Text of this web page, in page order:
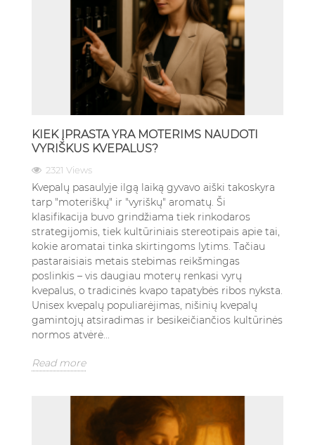
KIEK ĮPRASTA YRA MOTERIMS NAUDOTI
VYRIŠKUS KVEPALUS?
2321 Views
Kvepalų pasaulyje ilgą laiką gyvavo aiški takoskyra
tarp "moteriškų" ir "vyriškų" aromatų. Ši
klasifikacija buvo grindžiama tiek rinkodaros
strategijomis, tiek kultūriniais stereotipais apie tai,
kokie aromatai tinka skirtingoms lytims. Tačiau
pastaraisiais metais stebimas reikšmingas
poslinkis – vis daugiau moterų renkasi vyrų
kvepalus, o tradicinės kvapo tapatybės ribos nyksta.
Unisex kvepalų populiarėjimas, nišinių kvepalų
gamintojų atsiradimas ir besikeičiančios kultūrinės
normos atvėrė...
Read more